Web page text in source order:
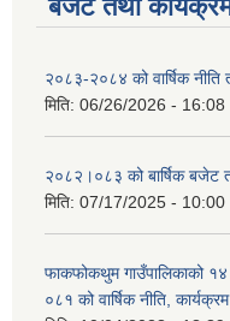
बजेट तथा
२०८३-२०८४ को वार्षिक नीति
मिति: 06/26/2026 - 16:08
२०८२।०८३ को बार्षिक बजेट
मिति: 07/17/2025 - 10:00
फाकफोकथुम गाउँपालिकाको
०८१ को वार्षिक नीति,